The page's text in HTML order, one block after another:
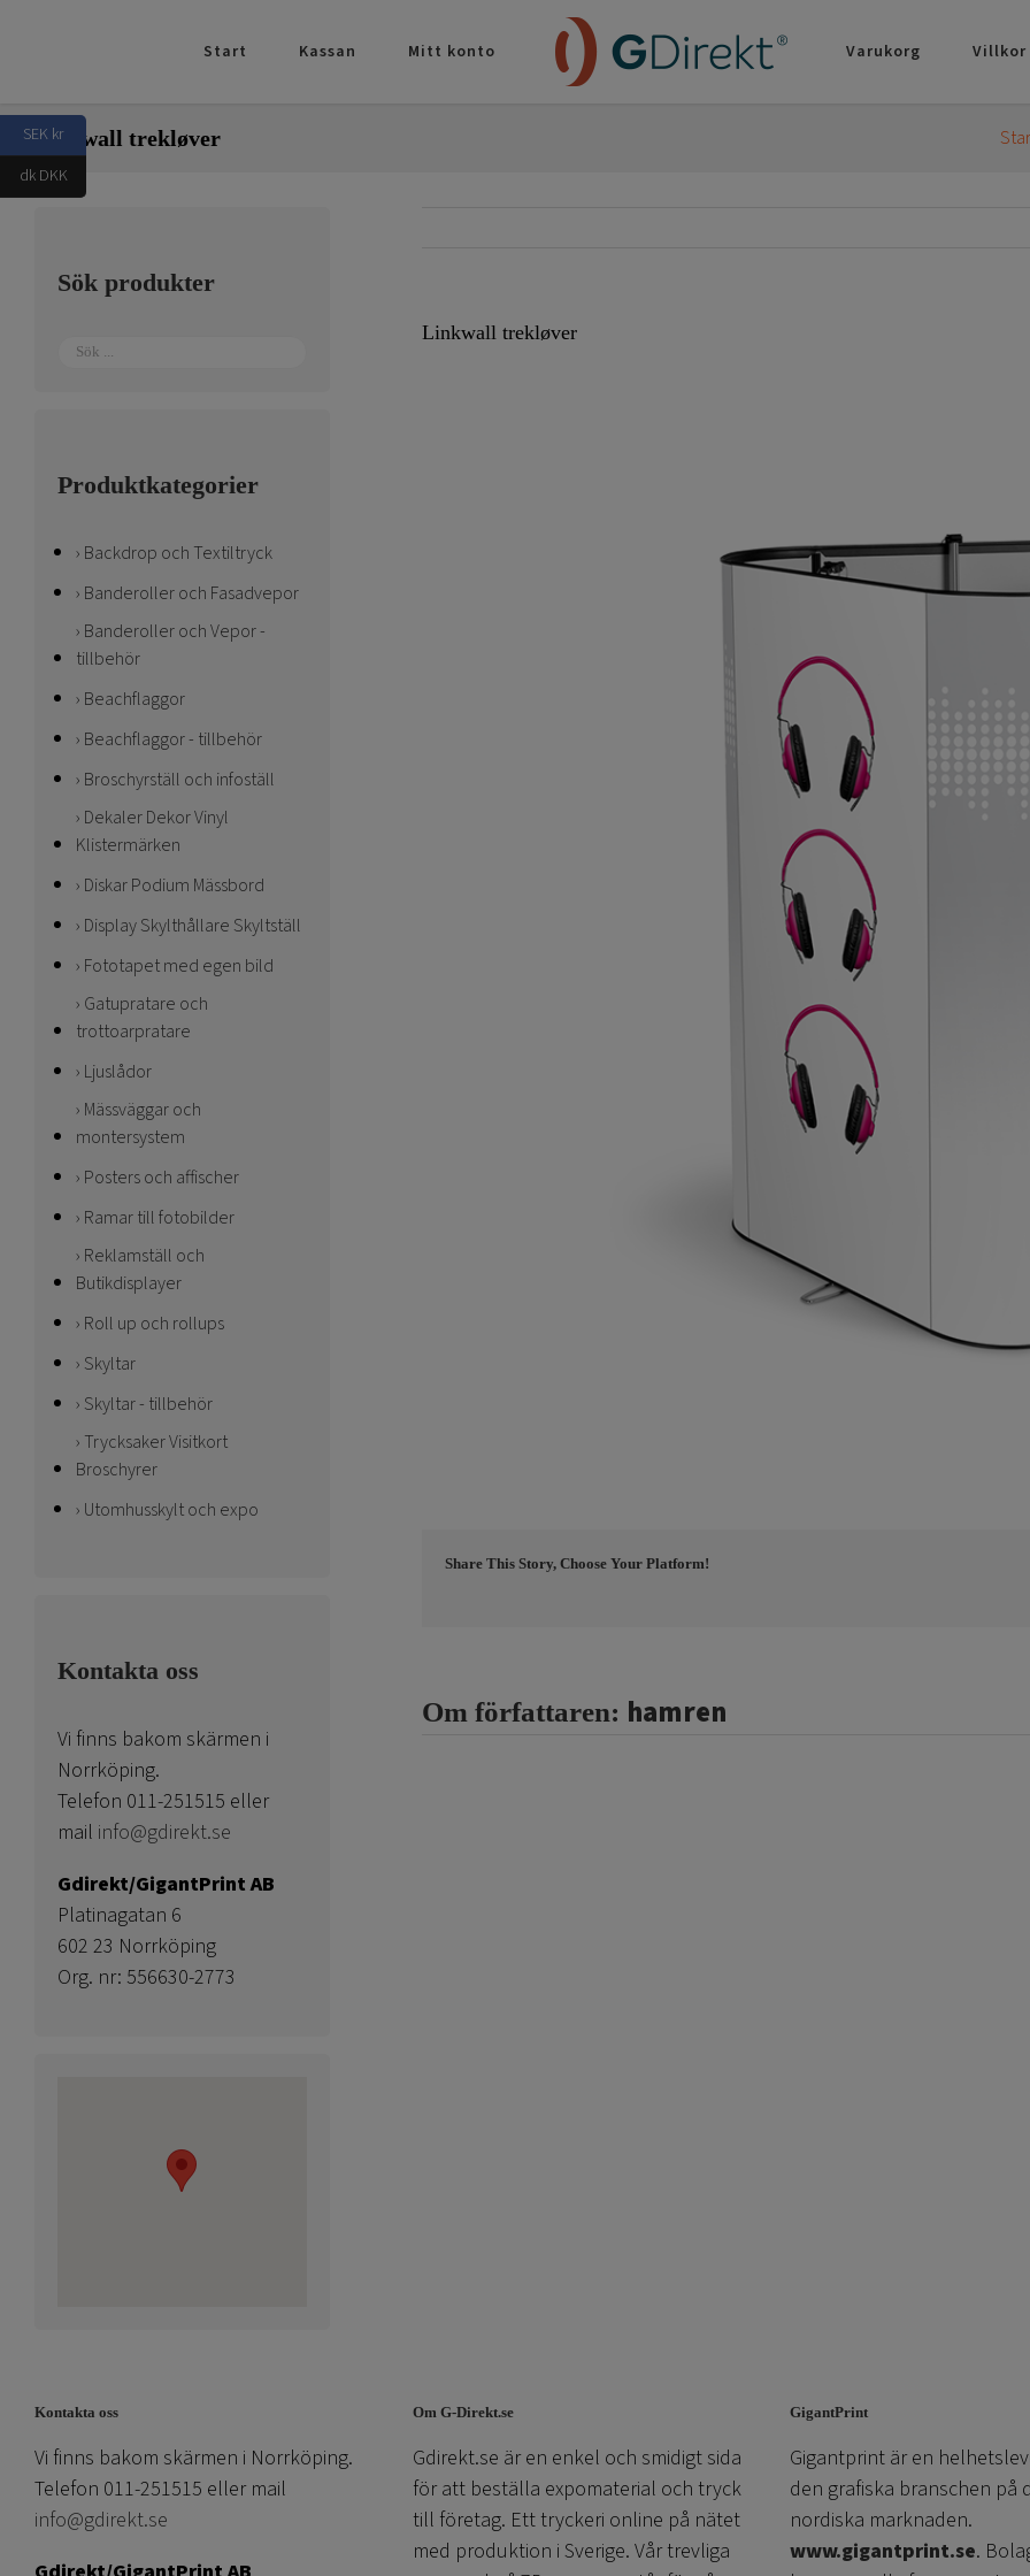
Start Kassan Mitt konto Varukorg Villkor
Linkwall trekløver
Linkwall trekløver
Share This Story, Choose Your Platform!
Om författaren: hamren
Sök produkter
Produktkategorier
Backdrop och Textiltryck
Banderoller och Fasadvepor
Banderoller och Vepor -
tillbehör
Beachflaggor
Beachflaggor - tillbehör
Broschyrställ och infoställ
Dekaler Dekor Vinyl
Klistermärken
Diskar Podium Mässbord
Display Skylthållare Skyltställ
Fototapet med egen bild
Gatupratare och
trottoarpratare
Ljuslådor
Mässväggar och
montersystem
Posters och affischer
Ramar till fotobilder
Reklamställ och
Butikdisplayer
Roll up och rollups
Skyltar
Skyltar - tillbehör
Trycksaker Visitkort
Broschyrer
Utomhusskylt och expo
Kontakta oss
Vi finns bakom skärmen i
Norrköping.
Telefon 011-251515 eller
mail info@gdirekt.se
Gdirekt/GigantPrint AB
Platinagatan 6
602 23 Norrköping
Org. nr: 556630-2773
Kontakta oss
Vi finns bakom skärmen i Norrköping.
Telefon 011-251515 eller mail
info@gdirekt.se
Om G-Direkt.se
Gdirekt.se är en enkel och smidigt sida
för att beställa expomaterial och tryck
till företag. Ett tryckeri online på nätet
med produktion i Sverige. Vår trevliga
GigantPrint
Gigantprint är en
den grafiska branschen på
nordiska marknaden.
www.gigantprint.se.
SEK kr
dk DKK